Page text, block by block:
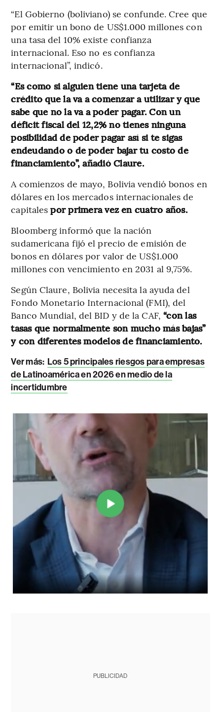
“El Gobierno (boliviano) se confunde. Cree que
por emitir un bono de US$1.000 millones con
una tasa del 10% existe confianza
internacional. Eso no es confianza
internacional”, indicó.
“Es como si alguien tiene una tarjeta de
crédito que la va a comenzar a utilizar y que
sabe que no la va a poder pagar. Con un
déficit fiscal del 12,2% no tienes ninguna
posibilidad de poder pagar así si te sigas
endeudando o de poder bajar tu costo de
financiamiento”, añadió Claure.
A comienzos de mayo, Bolivia vendió bonos en
dólares en los mercados internacionales de
capitalespor primera vez en cuatro años.
Bloomberg informó que la nación
sudamericana fijó el precio de emisión de
bonos en dólares por valor de US$1.000
millones con vencimiento en 2031 al 9,75%.
Según Claure, Bolivia necesita la ayuda del
Fondo Monetario Internacional (FMI), del
Banco Mundial, del BID y de la CAF, “con las
tasas que normalmente son mucho más bajas”
y con diferentes modelos de financiamiento.
Ver más: Los 5 principales riesgos para empresas
de Latinoamérica en 2026 en medio de la
incertidumbre
PUBLICIDAD